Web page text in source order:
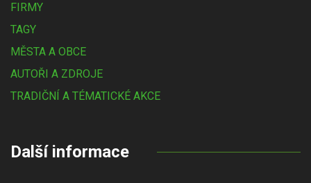
FIRMY
TAGY
MĚSTA A OBCE
AUTOŘI A ZDROJE
TRADIČNÍ A TÉMATICKÉ AKCE
Další informace